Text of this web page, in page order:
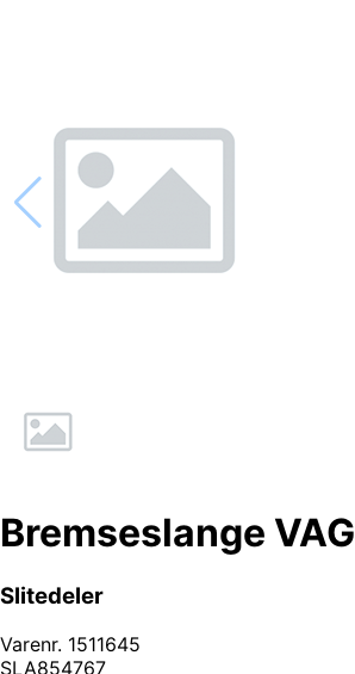
Bremseslange VAG
Slitedeler
Varenr. 1511645
SLA854767